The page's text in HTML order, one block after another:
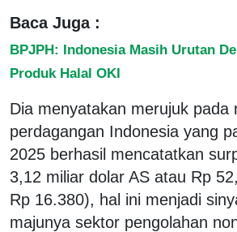
Baca Juga :
BPJPH: Indonesia Masih Urutan
Produk Halal OKI
Dia menyatakan merujuk pada
perdagangan Indonesia yang
2025 berhasil mencatatkan
3,12 miliar dolar AS atau Rp
Rp 16.380), hal ini menjadi
majunya sektor pengolahan